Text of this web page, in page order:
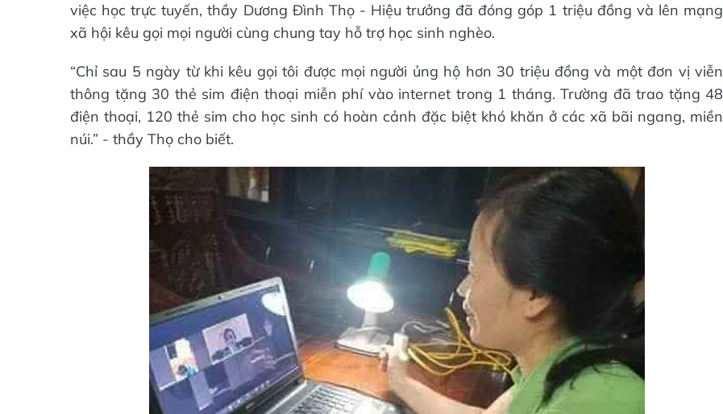
việc học trực tuyến, thầy Dương Đình Thọ - Hiệu trưởng đã đóng góp 1 triệu đồng và lên mạng
xã hội kêu gọi mọi người cùng chung tay hỗ trợ học sinh nghèo.
“Chỉ sau 5 ngày từ khi kêu gọi tôi được mọi người ủng hộ hơn 30 triệu đồng và một đơn vị viễn
thông tặng 30 thẻ sim điện thoại miễn phí vào internet trong 1 tháng. Trường đã trao tặng 48
điện thoại, 120 thẻ sim cho học sinh có hoàn cảnh đặc biệt khó khăn ở các xã bãi ngang, miền
núi.” - thầy Thọ cho biết.